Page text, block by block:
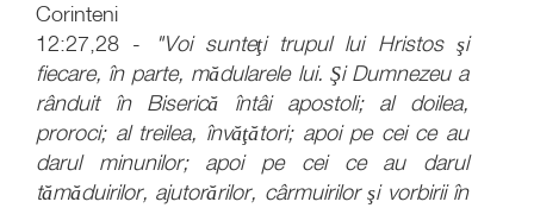
Corinteni
12:27,28 -
"Voi sunteţi trupul lui Hristos şi
fiecare, în parte, mădularele lui. Şi Dumnezeu a
rânduit în Biserică întâi apostoli; al doilea,
proroci; al treilea, învăţători; apoi pe cei ce au
darul minunilor; apoi pe cei ce au darul
tămăduirilor, ajutorărilor, cârmuirilor şi vorbirii în